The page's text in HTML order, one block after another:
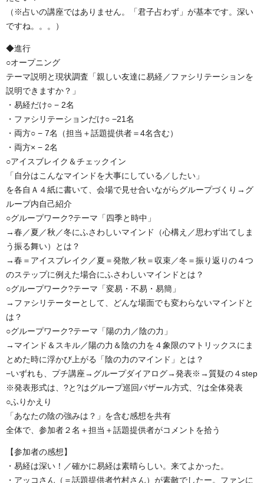
（※占いの講座ではありません。「君子占わず」が基本です。深い
ですね。。。）
◆進行
○オープニング
テーマ説明と現状調査「親しい友達に易経／ファシリテーションを
説明できますか？」
・易経だけ○ − 2名
・ファシリテーションだけ○ −21名
・両方○ − 7名（担当＋話題提供者＝4名含む）
・両方× − 2名
○アイスブレイク＆チェックイン
「自分はこんなマインドを大事にしている／したい」
を各自Ａ４紙に書いて、会場で見せ合いながらグループづくり→グ
ループ内自己紹介
○グループワーク?テーマ「四季と時中」
→春／夏／秋／冬にふさわしいマインド（心構え／思わず出てしま
う振る舞い）とは？
→春＝アイスブレイク／夏＝発散／秋＝収束／冬＝振り返りの４つ
のステップに例えた場合にふさわしいマインドとは？
○グループワーク?テーマ「変易・不易・易簡」
→ファシリテーターとして、どんな場面でも変わらないマインドと
は？
○グループワーク?テーマ「陽の力／陰の力」
→マインド＆スキル／陽の力＆陰の力を４象限のマトリックスにま
とめた時に浮かび上がる「陰の力のマインド」とは？
−いずれも、プチ講座→グループダイアログ→発表※→質疑の４step
※発表形式は、?と?はグループ巡回バザール方式、?は全体発表
○ふりかえり
「あなたの陰の強みは？」を含む感想を共有
全体で、参加者２名＋担当＋話題提供者がコメントを拾う
【参加者の感想】
・易経は深い！／確かに易経は素晴らしい。来てよかった。
・アッコさん（＝話題提供者竹村さん）が素敵でしたー。ファンに